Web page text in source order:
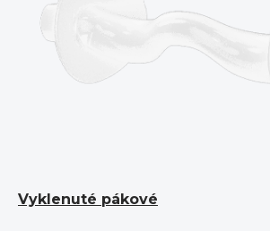
Vyklenuté pákové